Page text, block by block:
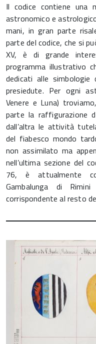
Il codice contiene una
astronomico e
mani, in gran parte
parte del codice, che si
XV, è di grande
programma illustrativo
dedicati alle
presiedute. Per ogni
Venere e Luna)
parte la raffigurazione
dall’altra le attività
del fiabesco mondo
non assimilato ma
nell’ultima sezione del
76, è attualmente
Gambalunga di
corrispondente al resto